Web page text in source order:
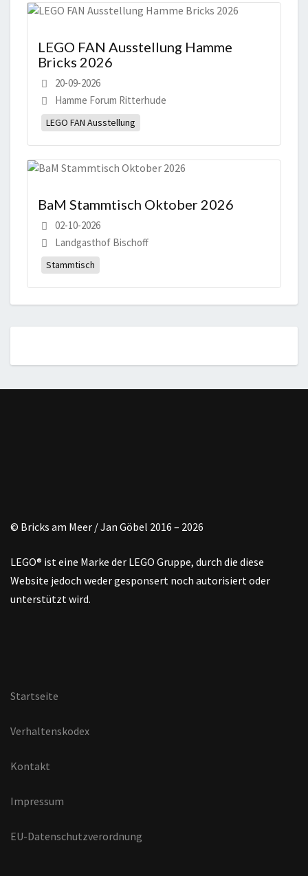
LEGO FAN Ausstellung Hamme
Bricks 2026
20-09-2026
Hamme Forum Ritterhude
LEGO FAN Ausstellung
BaM Stammtisch Oktober 2026
02-10-2026
Landgasthof Bischoff
Stammtisch
© Bricks am Meer / Jan Göbel 2016 – 2026
LEGO® ist eine Marke der LEGO Gruppe, durch die diese
Website jedoch weder gesponsert noch autorisiert oder
unterstützt wird.
Startseite
Verhaltenskodex
Kontakt
Impressum
EU-Datenschutzverordnung